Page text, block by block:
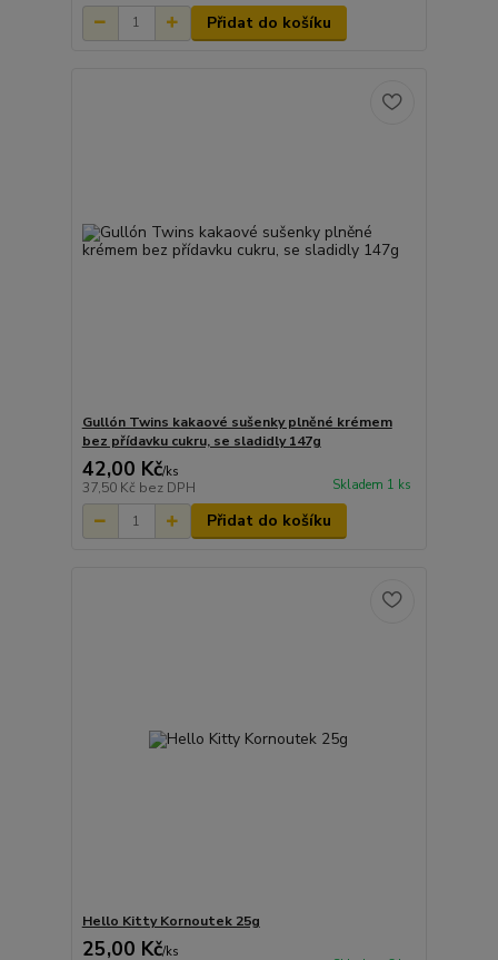
Přidat do košíku
Gullón Twins kakaové sušenky plněné krémem
bez přídavku cukru, se sladidly 147g
42,00 Kč/ks
37,50 Kč bez DPH Skladem 1 ks
Přidat do košíku
Hello Kitty Kornoutek 25g
25,00 Kč/ks